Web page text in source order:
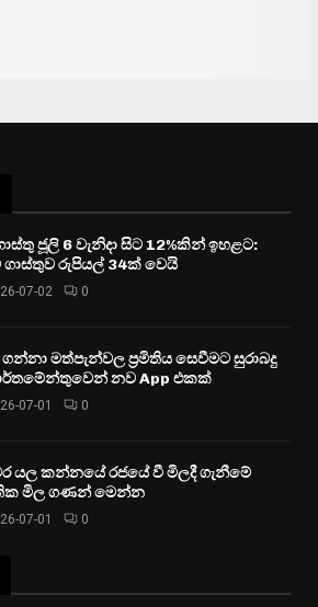
ජූලි 6 වැනිදා සිට 12%කින් ඉහළට:
ගාස්තුව රුපියල් 34ක් වෙයි
07-02 0
මත්පැන්වල ප්‍රමිතිය සෙවීමට සුරාබදු
නව App එකක්
07-01 0
යල කන්නයේ රජයේ වී මිලදී ගැනීමේ
මිල ගණන් මෙන්න
07-01 0